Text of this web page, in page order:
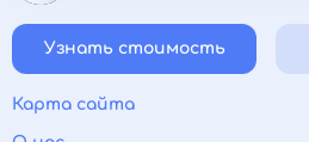
Узнать стоимость
Карта сайта